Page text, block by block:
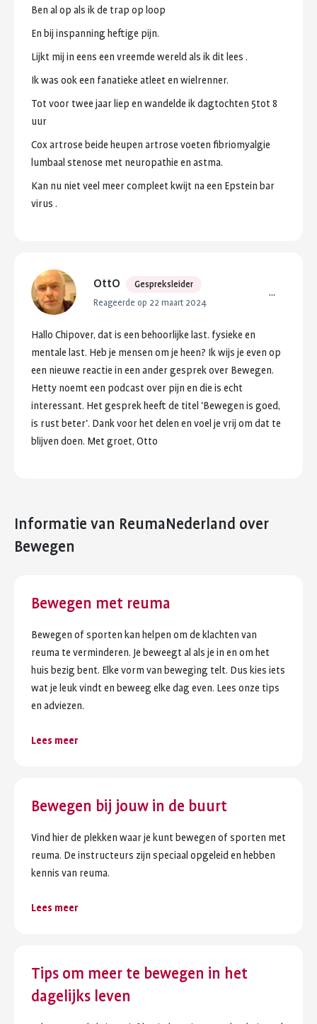
Ben al op als ik de trap op loop
En bij inspanning heftige pijn.
Lijkt mij in eens een vreemde wereld als ik dit lees .
Ik was ook een fanatieke atleet en wielrenner.
Tot voor twee jaarliep en wandelde ik dagtochten 5tot 8
uur
Coxartrose beide heupen artrose voeten fibriomyalgie
lumbaal stenose met neuropathie en astma.
Kan nu niet veel meercompleet kwijt naeen Epstein bar
virus .
OttO
Gespreksleider
Reageerde op 22 maart 2024
...
Hallo Chipover, dat is een behoorlijke last. fysieke en
mentale last. Heb je mensen om je heen? Ik wijs je even op
een nieuwe reactie in een andergesprek over Bewegen.
Hetty noemt een podcast over pijn en die is echt
interessant. Het gesprek heeft de titel 'Bewegen is goed,
is rust beter'. Dank voorhet delen en voel je vrij om dat te
blijven doen. Met groet, Otto
Informatie van ReumaNederland over
Bewegen
Bewegen met reuma
Bewegen of sporten kan helpen om de klachten van
reuma te verminderen. Je beweegt al als je in en om het
huis bezig bent. Elke vorm van beweging telt. Dus kies iets
wat je leuk vindt en beweeg elke dag even. Lees onze tips
en adviezen.
Lees meer
Bewegen bij jouw in de buurt
Vind hier de plekken waar je kunt bewegen of sporten met
reuma. De instructeurs zijn speciaal opgeleid en hebben
kennis van reuma.
Lees meer
Tips om meer te bewegen in het
dagelijks leven